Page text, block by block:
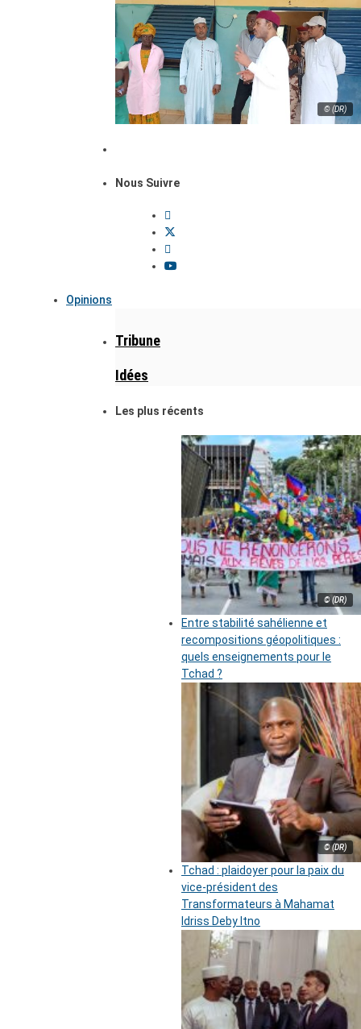
© (DR)
Nous Suivre
Opinions
Tribune
Idées
Les plus récents
© (DR)
Entre stabilité sahélienne et
recompositions géopolitiques :
quels enseignements pour le
Tchad ?
© (DR)
Tchad : plaidoyer pour la paix du
vice-président des
Transformateurs à Mahamat
Idriss Deby Itno